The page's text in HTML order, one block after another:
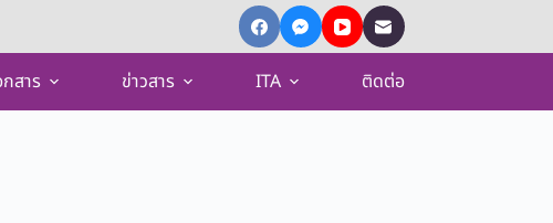
สาร ข่าวสาร ITA ติดต่อ